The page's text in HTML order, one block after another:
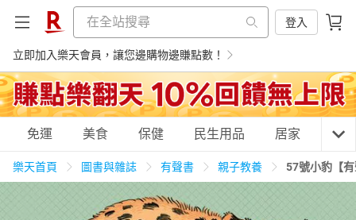
登入
立即加入樂天會員，讓您邊購物邊賺點數！
購物網分類
美食蛋糕 養生保健
免運 美食 保健 民生用品 居家 3C
樂天首頁 圖書與雜誌 有聲書 親子教養 57號小豹【